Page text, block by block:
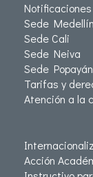
Sede Medellín
Sede Cali
Sede Neiva
Sede Popayán
Tarifas y
Atención a la
Acción